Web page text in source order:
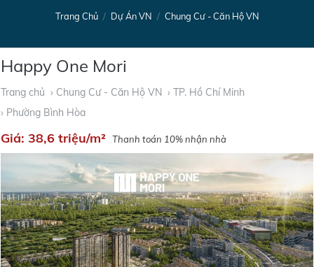
Trang Chủ / Dự Án VN / Chung Cư - Căn Hộ VN
Happy One Mori
Trang chủ › Chung Cư - Căn Hộ VN › TP. Hồ Chí Minh
› Phường Bình Hòa
Giá: 38,6 triệu/m² Thanh toán 10% nhận nhà